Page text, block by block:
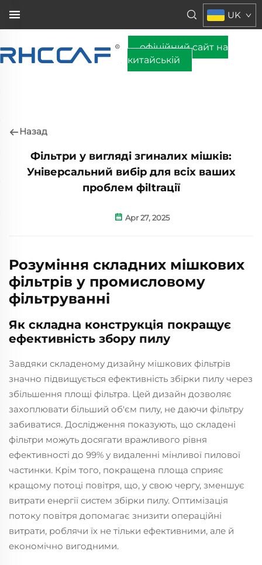
UK
офіційний сайт на
китайській
Назад
Фільтри у вигляді згиналих мішків:
Універсальний вибір для всіх ваших
проблем фіltraції
Apr 27, 2025
Розуміння складних мішкових
фільтрів у промисловому
фільтруванні
Як складна конструкція покращує
ефективність збору пилу
Завдяки складеному дизайну мішкових фільтрів
значно підвищується ефективність збірки пилу через
збільшення площі фільтра. Цей дизайн дозволяє
захоплювати більший об'єм пилу, не даючи фільтру
забиватися. Дослідження показують, що складені
фільтри можуть досягати вражливого рівня
ефективності до 99% у видаленні мінливої пилової
частинки. Крім того, покращена площа сприяє
кращому потоці повітря, що, у свою чергу, зменшує
витрати енергії систем збірки пилу. Оптимізація
потоку повітря допомагає знизити операційні
витрати, роблячи їх не тільки ефективними, але й
економічно вигодними.